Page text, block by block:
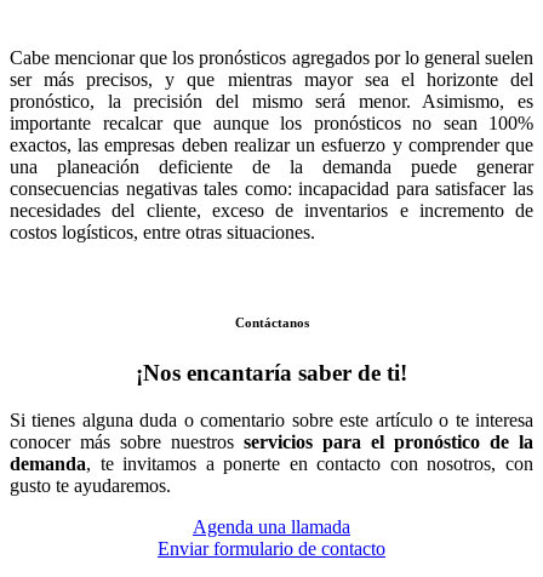
Cabe mencionar que los pronósticos agregados por lo general suelen
ser más precisos, y que mientras mayor sea el horizonte del
pronóstico, la precisión del mismo será menor. Asimismo, es
importante recalcar que aunque los pronósticos no sean 100%
exactos, las empresas deben realizar un esfuerzo y comprender que
una planeación deficiente de la demanda puede generar
consecuencias negativas tales como: incapacidad para satisfacer las
necesidades del cliente, exceso de inventarios e incremento de
costos logísticos, entre otras situaciones.
Contáctanos
¡Nos encantaría saber de ti!
Si tienes alguna duda o comentario sobre este artículo o te interesa
conocer más sobre nuestros servicios para el pronóstico de la
demanda, te invitamos a ponerte en contacto con nosotros, con
gusto te ayudaremos.
Agenda una llamada
Enviar formulario de contacto